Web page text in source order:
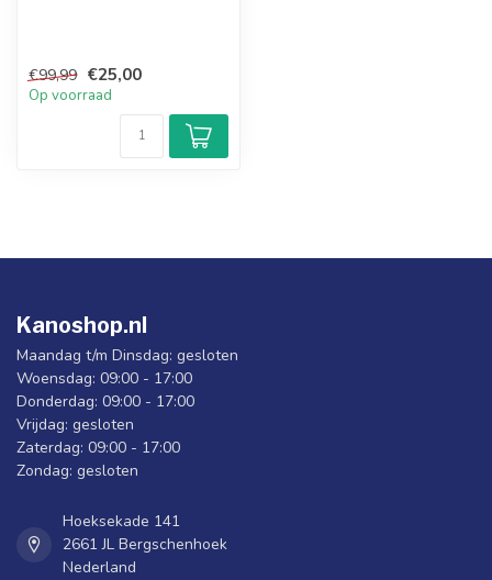
€99,99 €25,00
Op voorraad
Kanoshop.nl
Maandag t/m Dinsdag: gesloten
Woensdag: 09:00 - 17:00
Donderdag: 09:00 - 17:00
Vrijdag: gesloten
Zaterdag: 09:00 - 17:00
Zondag: gesloten
Hoeksekade 141
2661 JL Bergschenhoek
Nederland